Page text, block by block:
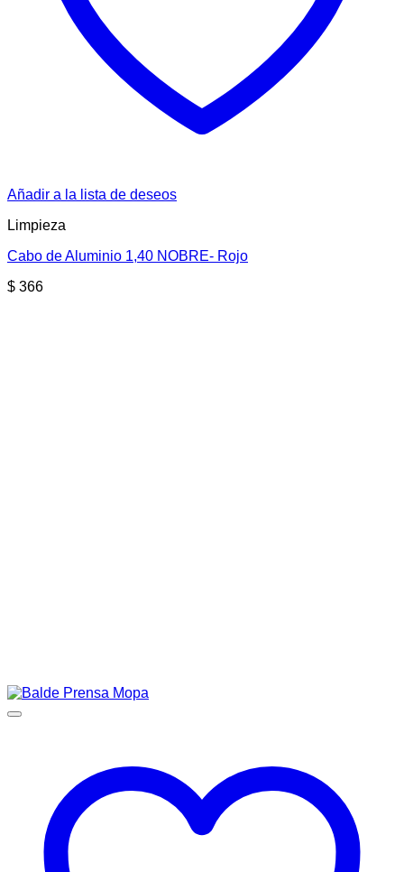
Añadir a la lista de deseos
Limpieza
Cabo de Aluminio 1,40 NOBRE- Rojo
$ 366